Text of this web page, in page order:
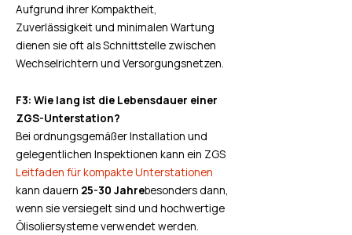
Aufgrund ihrer Kompaktheit,
Zuverlässigkeit und minimalen Wartung
dienen sie oft als Schnittstelle zwischen
Wechselrichtern und Versorgungsnetzen.
F3: Wie lang ist die Lebensdauer einer
ZGS-Unterstation?
Bei ordnungsgemäßer Installation und
gelegentlichen Inspektionen kann ein ZGS
Leitfaden für kompakte Unterstationen
kann dauern 25-30 Jahrebesonders dann,
wenn sie versiegelt sind und hochwertige
Ölisoliersysteme verwendet werden.